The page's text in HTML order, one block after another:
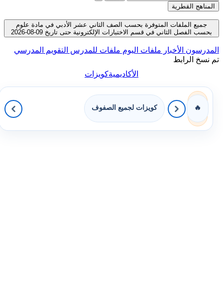
المناهج القطرية
جميع الملفات المتوفرة بحسب الصف الثاني عشر الأدبي في مادة علوم
بحسب الفصل الثاني في قسم الاختبارات الإلكترونية حتى تاريخ 09-08-2026
المدرسون الأخبار ملفات اليوم ملفات للمدرس التقويم المدرسي
تم نسخ الرابط
الأكاديميةكويزات
🔥 كويزات لجميع الصفوف